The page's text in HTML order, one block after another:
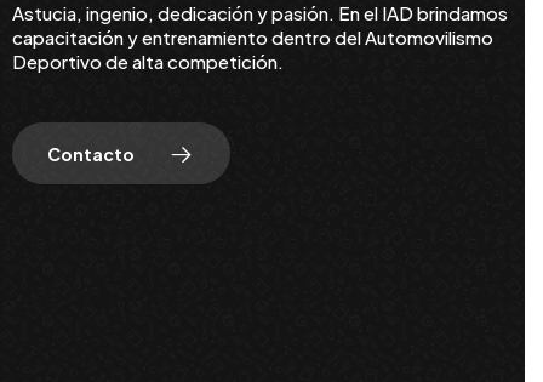
Astucia, ingenio, dedicación y pasión. En el IAD brindamos
capacitación y entrenamiento dentro del Automovilismo
Deportivo de alta competición.
Contacto